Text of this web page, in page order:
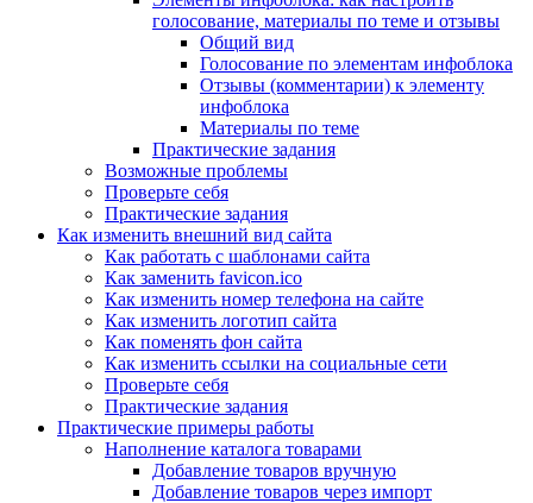
голосование, материалы по теме и отзывы
Общий вид
Голосование по элементам инфоблока
Отзывы (комментарии) к элементу
инфоблока
Материалы по теме
Практические задания
Возможные проблемы
Проверьте себя
Практические задания
Как изменить внешний вид сайта
Как работать с шаблонами сайта
Как заменить favicon.ico
Как изменить номер телефона на сайте
Как изменить логотип сайта
Как поменять фон сайта
Как изменить ссылки на социальные сети
Проверьте себя
Практические задания
Практические примеры работы
Наполнение каталога товарами
Добавление товаров вручную
Добавление товаров через импорт